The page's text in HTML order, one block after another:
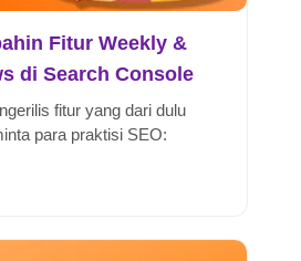
Fitur Weekly &
di Search Console
fitur yang dari dulu
para praktisi SEO: